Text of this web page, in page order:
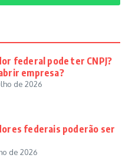
federal pode ter CNPJ?
empresa?
de 2026
federais poderão ser
de 2026